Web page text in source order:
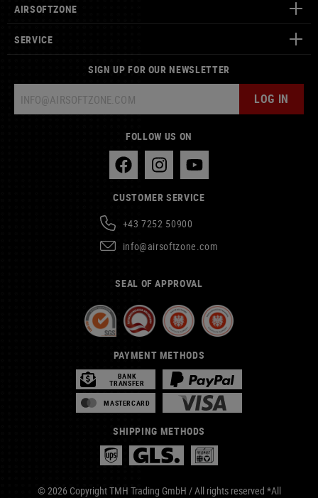
AIRSOFTZONE
SERVICE
SIGN UP FOR OUR NEWSLETTER
LOG IN
FOLLOW US ON
CUSTOMER SERVICE
+43 7252 50900
info@airsoftzone.com
SEAL OF APPROVAL
PAYMENT METHODS
BANK
TRANSFER
MASTERCARD
SHIPPING METHODS
© 2026 Copyright TMH Trading GmbH / All rights reserved *All